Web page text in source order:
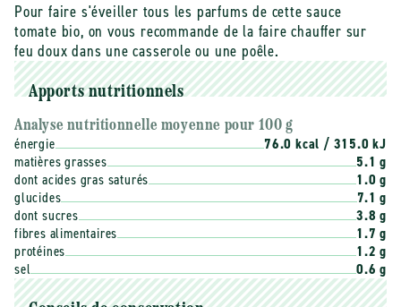
Pour faire s'éveiller tous les parfums de cette sauce
tomate bio, on vous recommande de la faire chauffer sur
feu doux dans une casserole ou une poêle.
Apports nutritionnels
Analyse nutritionnelle moyenne pour 100 g
énergie
76.0 kcal / 315.0 kJ
matières grasses
5.1 g
dont acides gras saturés
1.0 g
glucides
7.1 g
dont sucres
3.8 g
fibres alimentaires
1.7 g
protéines
1.2 g
sel
0.6 g